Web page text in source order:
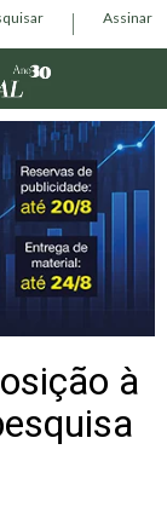
Assinar
à